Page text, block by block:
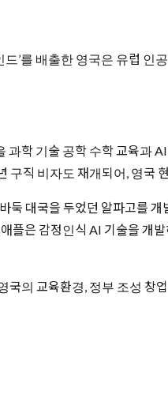
’를 배출한 영국은 유럽
학 기술 공학 수학 교육과
직 비자도 재개되어, 영국
대국을 두었던 알파고를
은 감정인식 AI 기술을 개발
의 교육환경, 정부 조성 창